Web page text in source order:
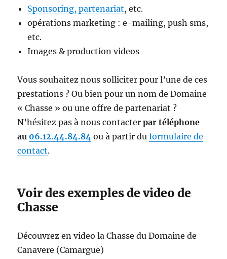
Sponsoring, partenariat, etc.
opérations marketing : e-mailing, push sms,
etc.
Images & production videos
Vous souhaitez nous solliciter pour l’une de ces
prestations ? Ou bien pour un nom de Domaine
« Chasse » ou une offre de partenariat ?
N’hésitez pas à nous contacterpar téléphone
au 06.12.44.84.84 ou à partir duformulaire de
contact.
Voir des exemples de video de
Chasse
Découvrez en video la Chasse du Domaine de
Canavere (Camargue)